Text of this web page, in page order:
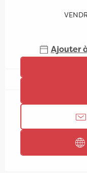
Ajouter